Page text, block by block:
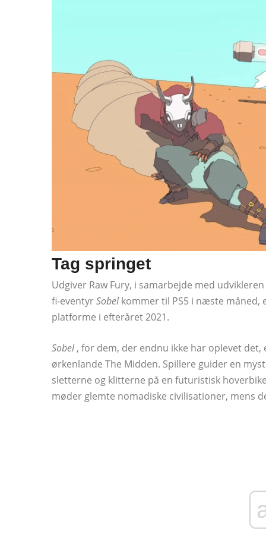
Tag springet
Udgiver Raw Fury, i samarbejde med
fi-eventyrSobelkommer til PS5 i næste måned,
platforme i efteråret 2021.
Sobel, for dem, der endnu ikke har oplevet
ørkenlande The Midden. Spillere guider en
sletterne og klitterne på en futuristisk
møder glemte nomadiske civilisationer, mens